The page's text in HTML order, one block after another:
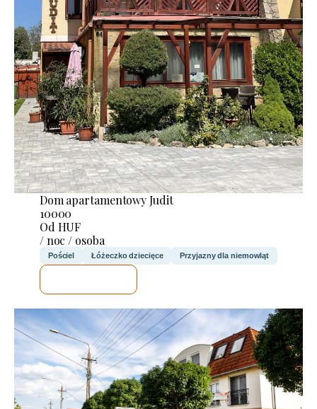
Dom apartamentowy Judit
10000
Od HUF
/ noc / osoba
Pościel Łóżeczko dziecięce Przyjazny dla niemowląt